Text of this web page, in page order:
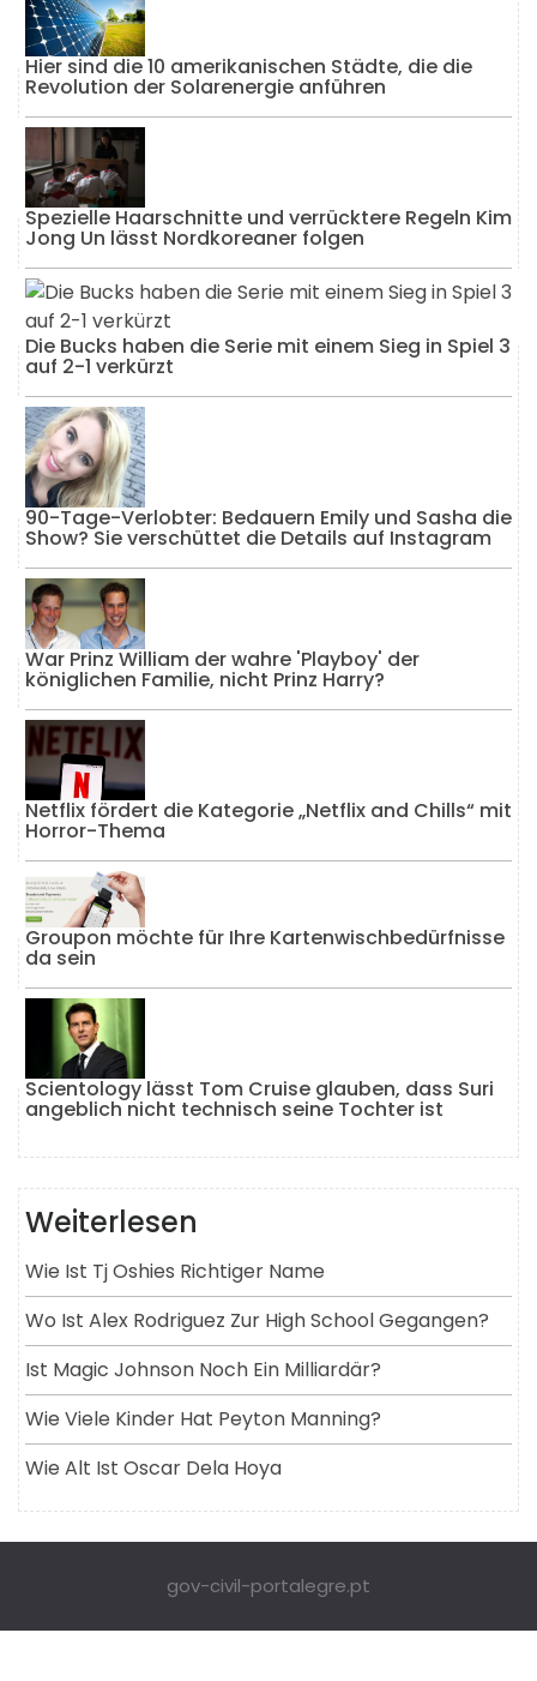
Hier sind die 10 amerikanischen Städte, die die
Revolution der Solarenergie anführen
Spezielle Haarschnitte und verrücktere Regeln Kim
Jong Un lässt Nordkoreaner folgen
Die Bucks haben die Serie mit einem Sieg in Spiel 3
auf 2-1 verkürzt
90-Tage-Verlobter: Bedauern Emily und Sasha die
Show? Sie verschüttet die Details auf Instagram
War Prinz William der wahre 'Playboy' der
königlichen Familie, nicht Prinz Harry?
Netflix fördert die Kategorie „Netflix and Chills“ mit
Horror-Thema
Groupon möchte für Ihre Kartenwischbedürfnisse
da sein
Scientology lässt Tom Cruise glauben, dass Suri
angeblich nicht technisch seine Tochter ist
Weiterlesen
Wie Ist Tj Oshies Richtiger Name
Wo Ist Alex Rodriguez Zur High School Gegangen?
Ist Magic Johnson Noch Ein Milliardär?
Wie Viele Kinder Hat Peyton Manning?
Wie Alt Ist Oscar Dela Hoya
gov-civil-portalegre.pt